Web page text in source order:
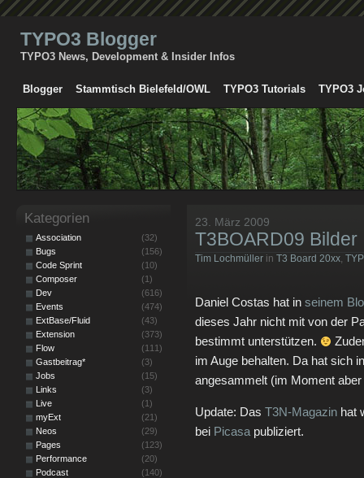
TYPO3 Blogger
TYPO3 News, Development & Insider Infos
Blogger Stammtisch Bielefeld/OWL TYPO3 Tutorials TYPO3
23. März 2009
T3BOARD09 Bilder
Tim Lochmüller in T3 Board 20xx,
Daniel Costas hat in seinem
dieses Jahr nicht mit von der
bestimmt unterstützen.
im Auge behalten. Da hat sich
angesammelt (im Moment
Update: Das T3N-Magazin hat
bei Picasa publiziert.
Kategorien
Association
(32)
Bugs
(156)
Code Sprint
(10)
Composer
(1)
Dev
(616)
Events
(474)
ExtBase/Fluid
(43)
Extension
(373)
Flow
(111)
Gastbeitrag*
(3)
Jobs
(15)
Links
(3)
Live
(1)
myExt
(21)
Neos
(29)
Pages
(123)
Performance
(20)
Podcast
(140)